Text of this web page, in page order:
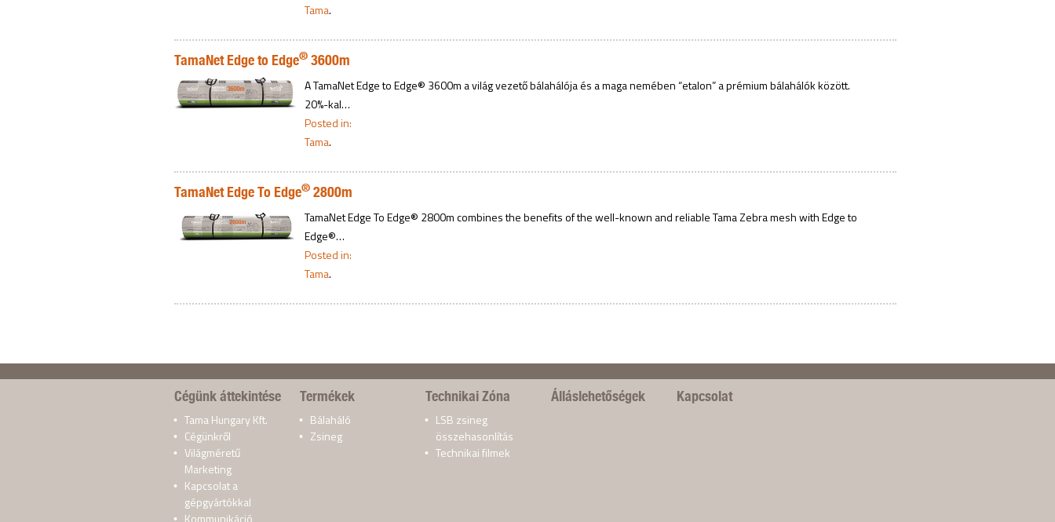
Tama.
TamaNet Edge to Edge® 3600m
A TamaNet Edge to Edge® 3600m a világ vezető bálahálója és a maga nemében “etalon” a prémium bálahálók között.
20%-kal…
Posted in:
Tama.
TamaNet Edge To Edge® 2800m
TamaNet Edge To Edge® 2800m combines the benefits of the well-known and reliable Tama Zebra mesh with Edge to
Edge®…
Posted in:
Tama.
Cégünk áttekintése
Tama Hungary Kft.
Cégünkről
Világméretű
Marketing
Kapcsolat a
gépgyártókkal
Kommunikáció
Termékek
Bálaháló
Zsineg
Technikai Zóna
LSB zsineg
összehasonlítás
Technikai filmek
Álláslehetőségek Kapcsolat